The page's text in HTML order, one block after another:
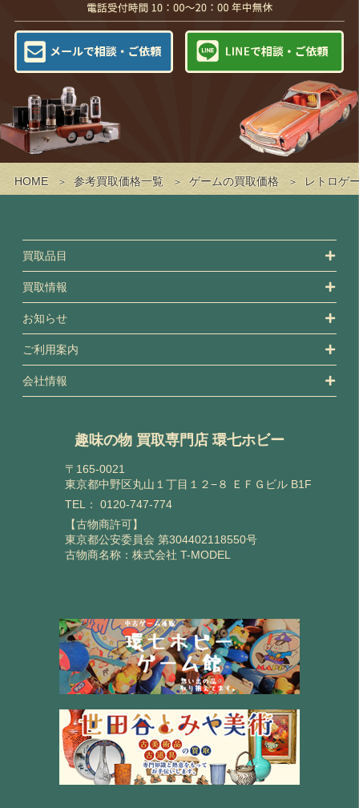
HOME 参考買取価格一覧 ゲームの買取価格 レトロゲ
買取品目
買取情報
お知らせ
ご利用案内
会社情報
趣味の物 買取専門店 環七ホビー
〒165-0021
東京都中野区丸山１丁目１２−８ ＥＦＧビル B1F
TEL： 0120-747-774
【古物商許可】
東京都公安委員会 第304402118550号
古物商名称：株式会社 T-MODEL